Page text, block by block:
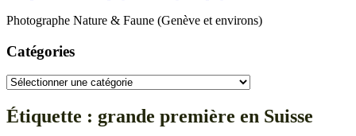
Verte
Photographe Nature & Faune (Genève et environs)
Catégories
Catégories
Étiquette : grande première en Suisse